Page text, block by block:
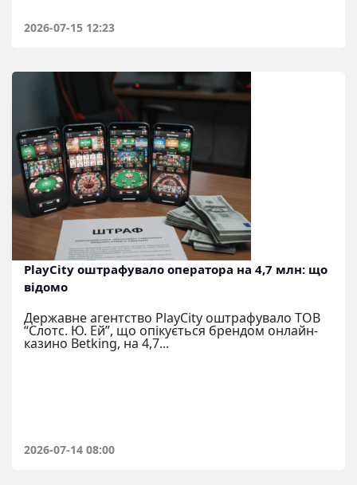
2026-07-15 12:23
PlayCity оштрафувало оператора на 4,7 млн: що
відомо
Державне агентство PlayCity оштрафувало ТОВ
“Слотс. Ю. Ей”, що опікується брендом онлайн-
казино Betking, на 4,7...
2026-07-14 08:00